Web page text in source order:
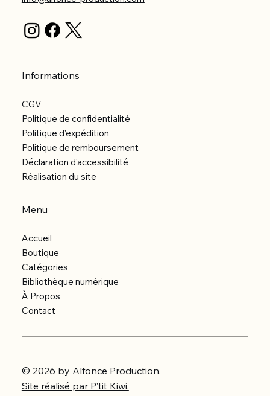
Informations
CGV
Politique de confidentialité
Politique d'expédition
Politique de remboursement
Déclaration d'accessibilité
Réalisation du site
Menu
Accueil
Boutique
Catégories
Bibliothèque numérique
À Propos
Contact
© 2026 by Alfonce Production.
Site réalisé par P’tit Kiwi.